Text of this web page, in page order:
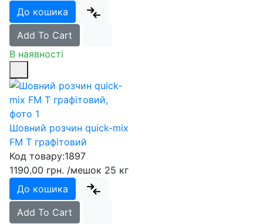
До кошика
Add To Cart
В наявності
Шовний розчин quick-mix
FM T графітовий
Код товару:1897
1190.00 грн. /мешок 25 кг
До кошика
Add To Cart